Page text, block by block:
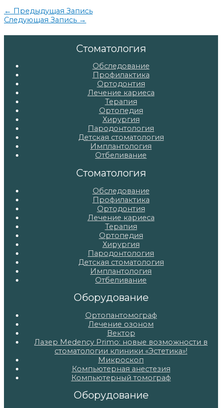
Навигация
по
← Предыдущая Запись
Следующая Запись →
Стоматология
Обследование
Профилактика
Ортодонтия
Лечение кариеса
Терапия
Ортопедия
Хирургия
Пародонтология
Детская стоматология
Имплантология
Отбеливание
Стоматология
Обследование
Профилактика
Ортодонтия
Лечение кариеса
Терапия
Ортопедия
Хирургия
Пародонтология
Детская стоматология
Имплантология
Отбеливание
Оборудование
Ортопантомограф
Лечение озоном
Вектор
Лазер Medency Primo: новые возможности в
стоматологии клиники «Эстетика»!
Микроскоп
Компьютерная анестезия
Компьютерный томограф
Оборудование